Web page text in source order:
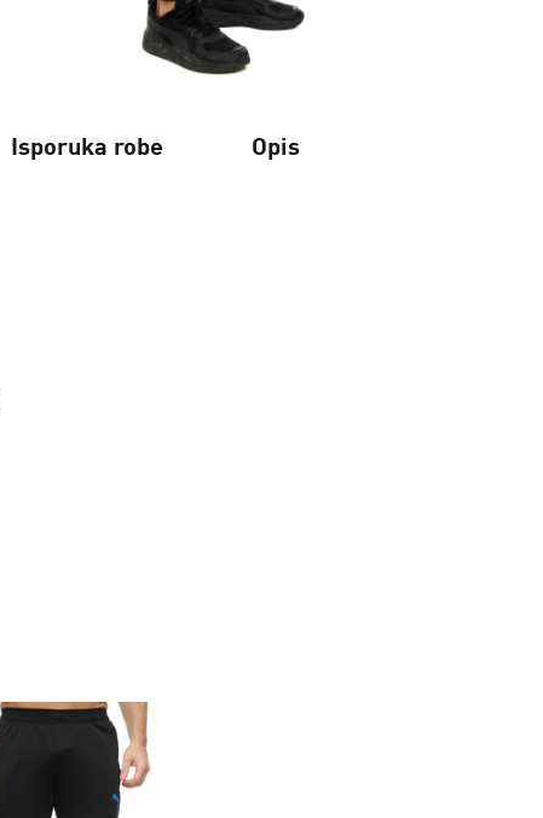
Isporuka robe Opis